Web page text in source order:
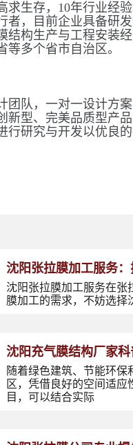
生存，10年行业经验
者，目前企业具备研
结构生产与工程安装经
多个省市自治区。
队，一对一设计方案
新型、完美品质型产
行研究与开发以优良
沈阳张拉膜加工服务
沈阳张拉膜加工服务在张
膜加工的需求，不妨选择
沈阳充气膜结构厂家
随着绿色建筑、节能环
区，凭借良好的空间适
目，可以结合实际